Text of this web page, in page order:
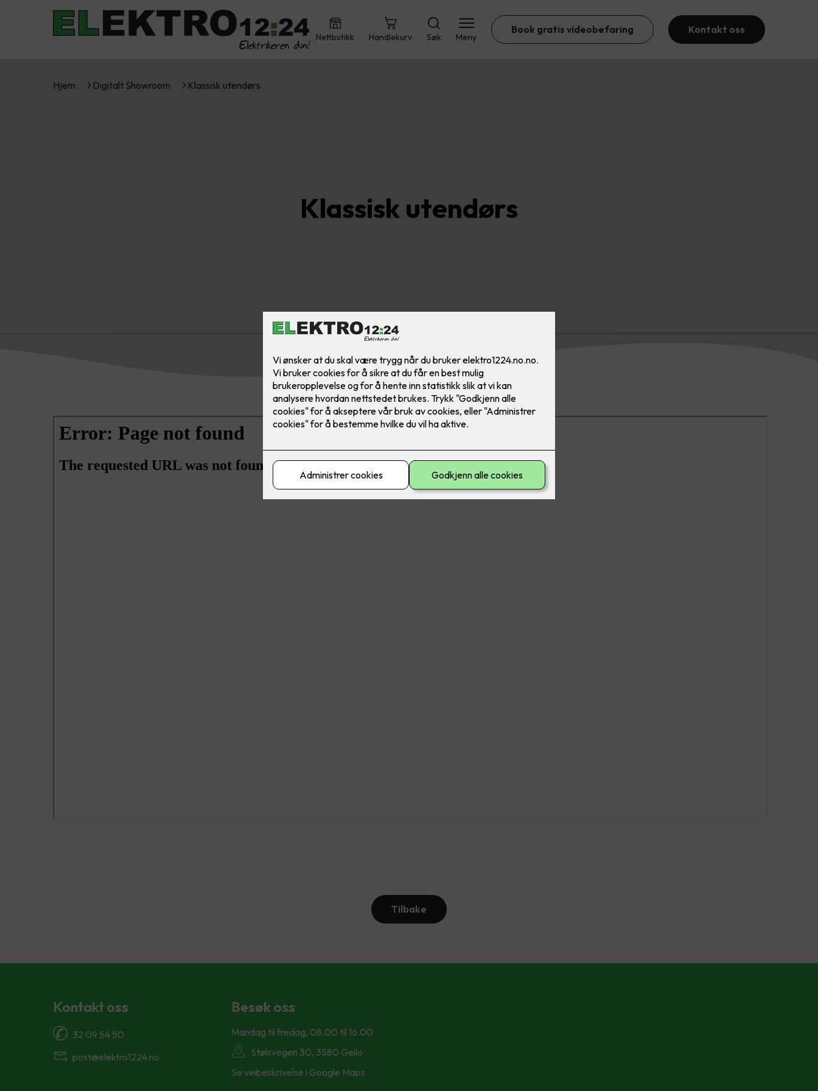
Nettbutikk Handlekurv Søk Meny
Book gratis videobefaring Kontakt oss
Hjem Digitalt Showroom Klassisk utendørs
Klassisk utendørs
Tilbake
Kontakt oss
32 09 54 50
post@elektro1224.no
Besøk oss
Mandag til fredag, 08.00 til 16.00
Stølsvegen 30, 3580 Geilo
Se veibeskrivelse i Google Maps